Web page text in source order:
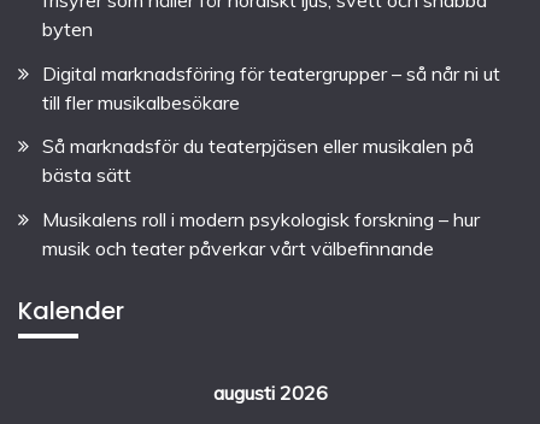
byten
Digital marknadsföring för teatergrupper – så når ni ut
till fler musikalbesökare
Så marknadsför du teaterpjäsen eller musikalen på
bästa sätt
Musikalens roll i modern psykologisk forskning – hur
musik och teater påverkar vårt välbefinnande
Kalender
augusti 2026